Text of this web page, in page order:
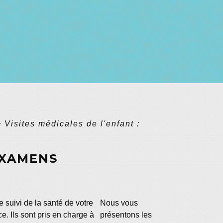
Visites médicales de l'enfant :
suivi de la santé de votre
Ils sont pris en charge à
Nous vous
présentons les